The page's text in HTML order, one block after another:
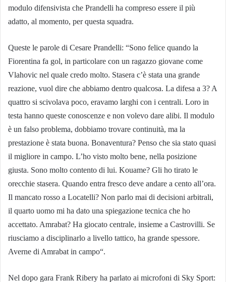
modulo difensivista che Prandelli ha compreso essere il più
adatto, al momento, per questa squadra.
Queste le parole di Cesare Prandelli: “Sono felice quando la
Fiorentina fa gol, in particolare con un ragazzo giovane come
Vlahovic nel quale credo molto. Stasera c’è stata una grande
reazione, vuol dire che abbiamo dentro qualcosa. La difesa a 3? A
quattro si scivolava poco, eravamo larghi con i centrali. Loro in
testa hanno queste conoscenze e non volevo dare alibi. Il modulo
è un falso problema, dobbiamo trovare continuità, ma la
prestazione è stata buona. Bonaventura? Penso che sia stato quasi
il migliore in campo. L’ho visto molto bene, nella posizione
giusta. Sono molto contento di lui. Kouame? Gli ho tirato le
orecchie stasera. Quando entra fresco deve andare a cento all’ora.
Il mancato rosso a Locatelli? Non parlo mai di decisioni arbitrali,
il quarto uomo mi ha dato una spiegazione tecnica che ho
accettato. Amrabat? Ha giocato centrale, insieme a Castrovilli. Se
riusciamo a disciplinarlo a livello tattico, ha grande spessore.
Averne di Amrabat in campo“.
Nel dopo gara Frank Ribery ha parlato ai microfoni di Sky Sport: